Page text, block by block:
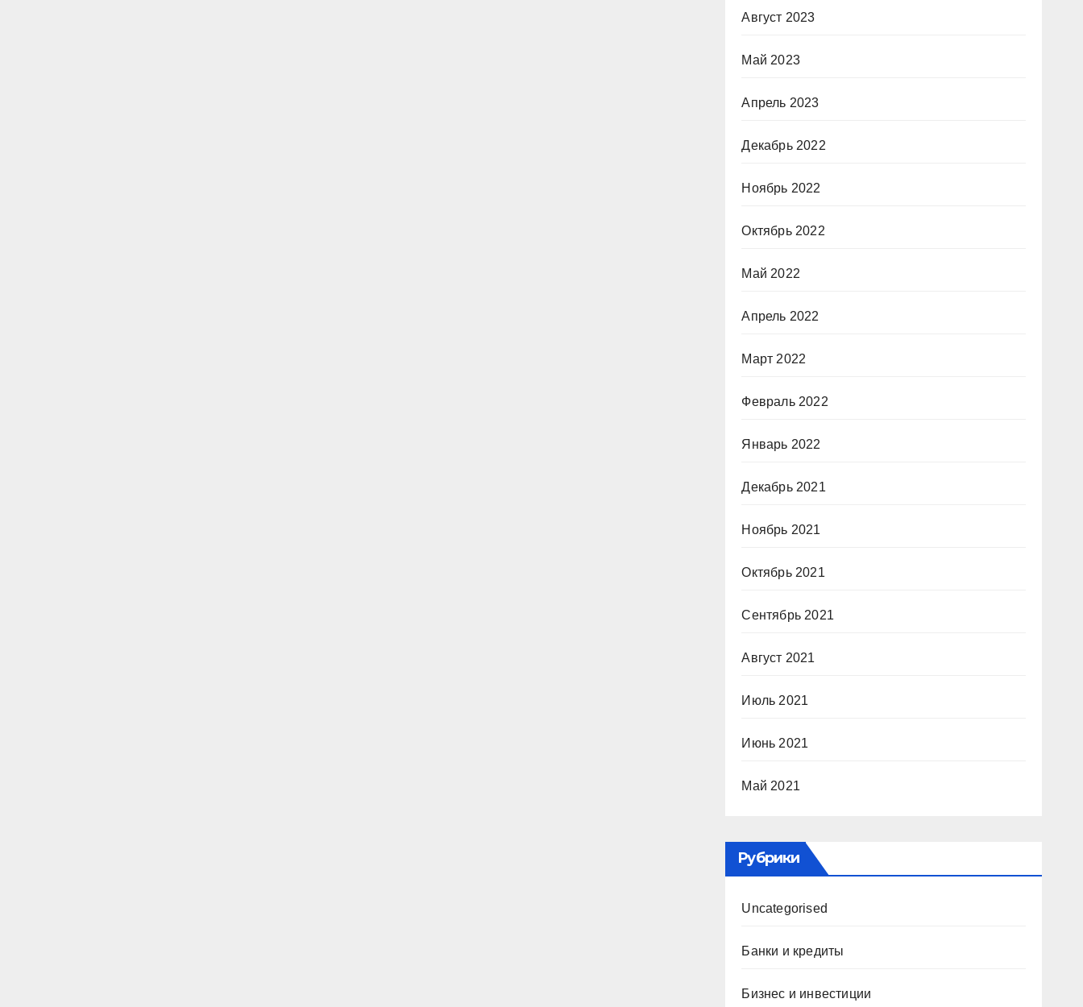
Август 2023
Май 2023
Апрель 2023
Декабрь 2022
Ноябрь 2022
Октябрь 2022
Май 2022
Апрель 2022
Март 2022
Февраль 2022
Январь 2022
Декабрь 2021
Ноябрь 2021
Октябрь 2021
Сентябрь 2021
Август 2021
Июль 2021
Июнь 2021
Май 2021
Рубрики
Uncategorised
Банки и кредиты
Бизнес и инвестиции